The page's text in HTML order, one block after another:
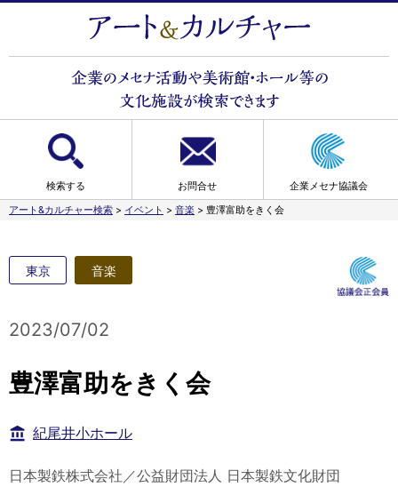
検索する お問合せ
企業メセナ協議会
アート&カルチャー検索 > イベント > 音楽 > 豊澤富助をきく会
東京 音楽
2023/07/02
豊澤富助をきく会
紀尾井小ホール
日本製鉄株式会社／公益財団法人 日本製鉄文化財団